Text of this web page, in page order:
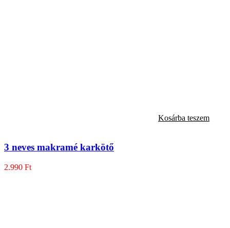
Kosárba teszem
3 neves makramé karkötő
2.990 Ft